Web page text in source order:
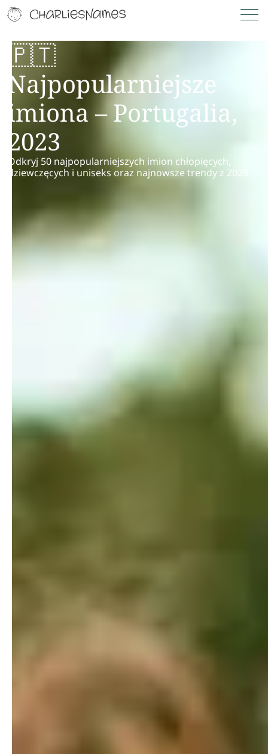
🇵🇹
Najpopularniejsze
imiona – Portugalia,
2023
Odkryj 50 najpopularniejszych imion chłopięcych,
dziewczęcych i uniseks oraz najnowsze trendy z 2023